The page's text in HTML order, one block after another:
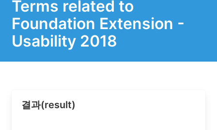
Terms related to
Foundation Extension -
Usability 2018
결과(result)